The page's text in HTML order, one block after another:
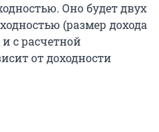
Оно будет двух
(размер дохода
с расчетной
от доходности